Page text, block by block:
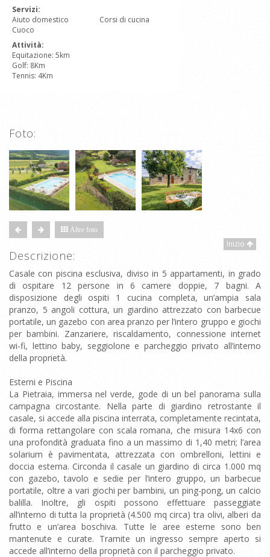
Servizi:
Aiuto domestico
Corsi di cucina
Cuoco
Attività:
Equitazione: 5km
Golf: 8Km
Tennis: 4Km
Foto:
Altre foto
Inizio
Descrizione:
Casale con piscina esclusiva, diviso in 5 appartamenti, in grado
di ospitare 12 persone in 6 camere doppie, 7 bagni. A
disposizione degli ospiti 1 cucina completa, un’ampia sala
pranzo, 5 angoli cottura, un giardino attrezzato con barbecue
portatile, un gazebo con area pranzo per l’intero gruppo e giochi
per bambini. Zanzariere, riscaldamento, connessione internet
wi-fi, lettino baby, seggiolone e parcheggio privato all’interno
della proprietà.
Esterni e Piscina
La Pietraia, immersa nel verde, gode di un bel panorama sulla
campagna circostante. Nella parte di giardino retrostante il
casale, si accede alla piscina interrata, completamente recintata,
di forma rettangolare con scala romana, che misura 14x6 con
una profondità graduata fino a un massimo di 1,40 metri; l’area
solarium è pavimentata, attrezzata con ombrelloni, lettini e
doccia esterna. Circonda il casale un giardino di circa 1.000 mq
con gazebo, tavolo e sedie per l’intero gruppo, un barbecue
portatile, oltre a vari giochi per bambini, un ping-pong, un calcio
balilla. Inoltre, gli ospiti possono effettuare passeggiate
all’interno di tutta la proprietà (4.500 mq circa) tra olivi, alberi da
frutto e un’area boschiva. Tutte le aree esterne sono ben
mantenute e curate. Tramite un ingresso sempre aperto si
accede all’interno della proprietà con il parcheggio privato.